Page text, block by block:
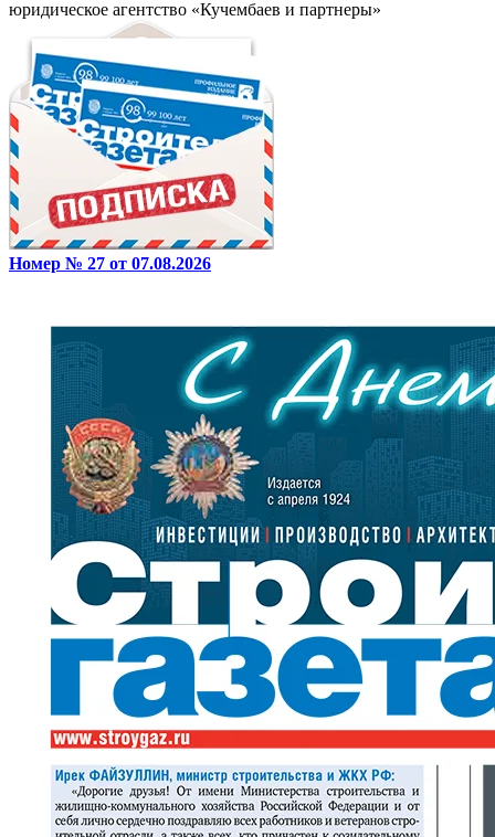
юридическое агентство «Кучембаев и партнеры»
Номер № 27 от 07.08.2026